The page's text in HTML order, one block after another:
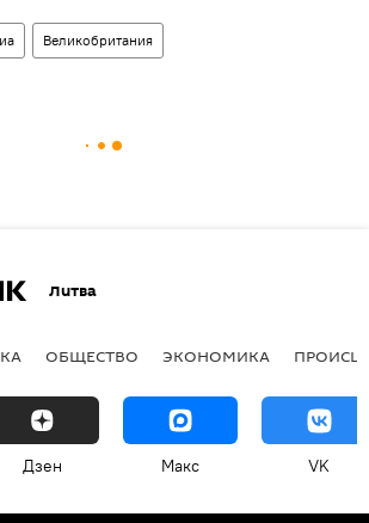
Великобритания
Литва
ОБЩЕСТВО ЭКОНОМИКА
Дзен Макс VK